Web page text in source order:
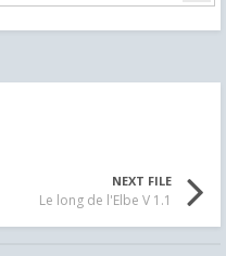
NEXT FILE
Le long de l'Elbe V 1.1